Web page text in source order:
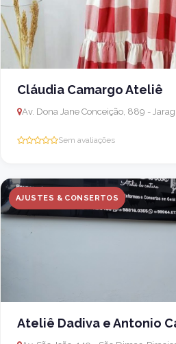
Cláudia Camargo Ateliê
Sem avaliações
AJUSTES & CONSERTOS
Ateliê Dadiva e Antonio